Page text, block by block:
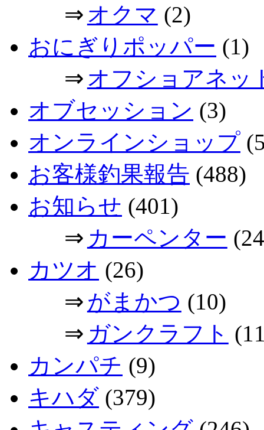
⇒ オクマ (2)
おにぎりポッパー (1)
⇒ オフショアネッ
オブセッション (3)
オンラインショップ
お客様釣果報告 (488)
お知らせ (401)
⇒ カーペンター
カツオ (26)
⇒ がまかつ (10)
⇒ ガンクラフト
カンパチ (9)
キハダ (379)